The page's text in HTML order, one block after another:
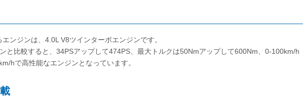
ンジンは、4.0L V8ツインターボエンジンです。
と比較すると、34PSアップして474PS、最大トルクは50Nmアップして600Nm、0-100km/h
hで高性能なエンジンとなっています。